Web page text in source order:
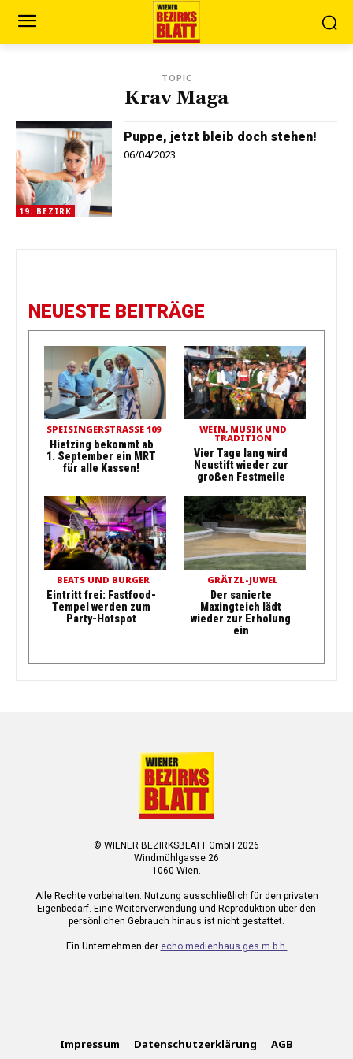
TOPIC
Krav Maga
19. BEZIRK
Puppe, jetzt bleib doch stehen!
06/04/2023
NEUESTE BEITRÄGE
SPEISINGERSTRASSE 109
Hietzing bekommt ab
1. September ein MRT
für alle Kassen!
WEIN, MUSIK UND
TRADITION
Vier Tage lang wird
Neustift wieder zur
großen Festmeile
BEATS UND BURGER
Eintritt frei: Fastfood-
Tempel werden zum
Party-Hotspot
GRÄTZL-JUWEL
Der sanierte
Maxingteich lädt
wieder zur Erholung
ein
© WIENER BEZIRKSBLATT GmbH 2026
Windmühlgasse 26
1060 Wien.
Alle Rechte vorbehalten. Nutzung ausschließlich für den privaten
Eigenbedarf. Eine Weiterverwendung und Reproduktion über den
persönlichen Gebrauch hinaus ist nicht gestattet.
Ein Unternehmen der echo medienhaus ges.m.b.h.
Impressum Datenschutzerklärung AGB